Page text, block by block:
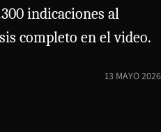
indicaciones al
completo en el video.
13 MAYO 2026